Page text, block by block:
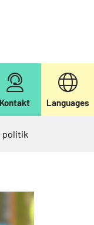
Kontakt Languages
politik